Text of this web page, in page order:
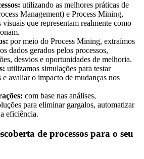
utilizando as melhores práticas de
Management) e Process Mining,
visuais que representam realmente como
por meio do Process Mining, extraímos
dados gerados pelos processos,
desvios e oportunidades de melhoria.
utilizamos simulações para testar
e avaliar o impacto de mudanças nos
com base nas análises,
para eliminar gargalos, automatizar
eficiência.
de processos para o seu